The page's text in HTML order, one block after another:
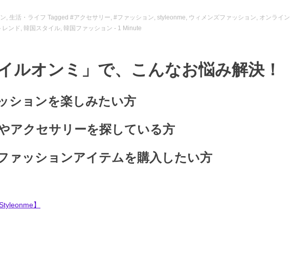
, 生活・ライフ Tagged #アクセサリー, #ファッション, styleonme, ウィメンズファッション, オンライン
レンド , 韓国スタイル, 韓国ファッション - 1 Minute
ルオンミ」で、こんなお悩み解決！
ションを楽しみたい方
アクセサリーを探している方
ァッションアイテムを購入したい方
】